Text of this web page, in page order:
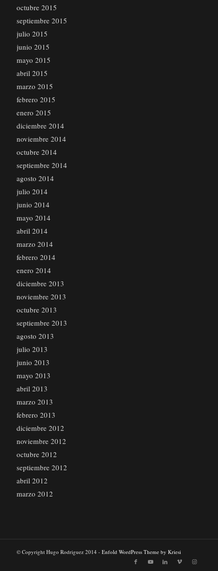
octubre 2015
septiembre 2015
julio 2015
junio 2015
mayo 2015
abril 2015
marzo 2015
febrero 2015
enero 2015
diciembre 2014
noviembre 2014
octubre 2014
septiembre 2014
agosto 2014
julio 2014
junio 2014
mayo 2014
abril 2014
marzo 2014
febrero 2014
enero 2014
diciembre 2013
noviembre 2013
octubre 2013
septiembre 2013
agosto 2013
julio 2013
junio 2013
mayo 2013
abril 2013
marzo 2013
febrero 2013
diciembre 2012
noviembre 2012
octubre 2012
septiembre 2012
abril 2012
marzo 2012
© Copyright Hugo Rodriguez 2014 - Enfold WordPress Theme by Kriesi